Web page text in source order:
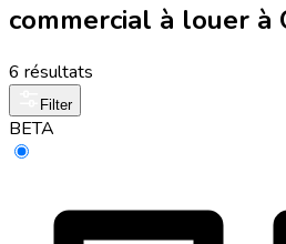
commercial à louer à
6 résultats
Filter
BETA